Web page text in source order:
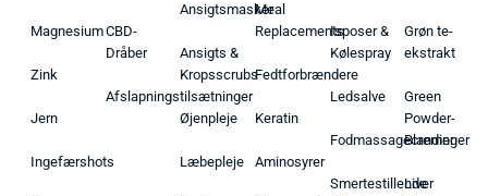
Magnesium
Zink
Jern
Ingefærshots
CBD-
Dråber
Afslapningstilsætninger
Ansigtsmasker
Ansigts &
Kropsscrubs
Øjenpleje
Læbepleje
Meal
Replacements
Fedtforbrændere
Keratin
Aminosyrer
Isposer &
Kølespray
Ledsalve
Fodmassagecremer
Smertestillende
Grøn te-
ekstrakt
Green
Powder-
Blandinger
Liver